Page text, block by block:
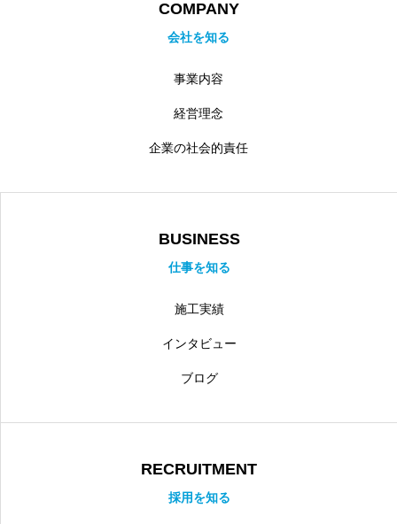
COMPANY
会社を知る
事業内容
経営理念
企業の社会的責任
BUSINESS
仕事を知る
施工実績
インタビュー
ブログ
RECRUITMENT
採用を知る